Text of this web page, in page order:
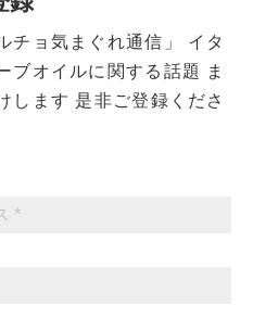
チョ気まぐれ通信」
イタ
ブオイルに関する話題
ま
します 是非ご登録くださ